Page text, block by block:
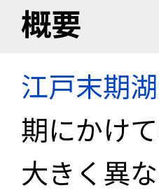
概要
江戸末期
期にかけ
大きく異